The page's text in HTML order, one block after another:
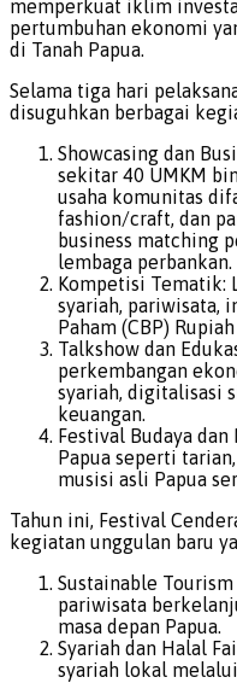
memperkuat iklim
pertumbuhan ekonomi
di Tanah Papua.
Selama tiga hari
disuguhkan berbagai
Showcasing dan
sekitar 40 UMKM
usaha komunitas
fashion/craft, dan
business matching
lembaga perbankan.
Kompetisi Tematik:
syariah, pariwisata,
Paham (CBP)
Talkshow dan
perkembangan
syariah, digitalisasi
keuangan.
Festival Budaya
Papua seperti
musisi asli Papua
Tahun ini, Festival
kegiatan unggulan baru
Sustainable
pariwisata
masa depan Papua.
Syariah dan Halal
syariah lokal